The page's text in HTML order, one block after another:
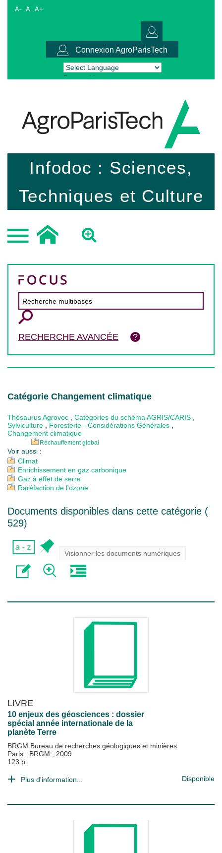
A- A A+
Connexion AgroParisTech
Powered by Translate
Infodoc : Sciences,
Techniques et Culture
RECHERCHE AVANCÉE
Catégorie Changement climatique
Thésaurus Agrovoc Catégories du schéma AGRIS/CARIS
Sylviculture
Foresterie - Considérations Générales
Changement climatique
Réchauffement global
Voir aussi :
Climat
Enrichissement en gaz carbonique
Gaz à effet de serre
Raréfaction de l'ozone
Documents disponibles dans cette catégorie (
529)
Visionner les documents numériques
LIVRE
10 enjeux des géosciences : dossier
spécial année internationale de la
planète Terre
BRGM Bureau de recherches géologiques et minières
Paris : BRGM ; 2009
123 p.
Plus d'information... Disponible